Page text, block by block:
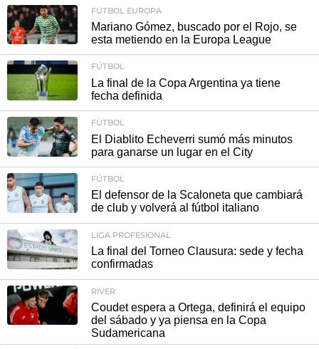
FÚTBOL EUROPA
Mariano Gómez, buscado por el Rojo, se
esta metiendo en la Europa League
FÚTBOL
La final de la Copa Argentina ya tiene
fecha definida
FÚTBOL
El Diablito Echeverri sumó más minutos
para ganarse un lugar en el City
FÚTBOL
El defensor de la Scaloneta que cambiará
de club y volverá al fútbol italiano
LIGA PROFESIONAL
La final del Torneo Clausura: sede y fecha
confirmadas
RIVER
Coudet espera a Ortega, definirá el equipo
del sábado y ya piensa en la Copa
Sudamericana